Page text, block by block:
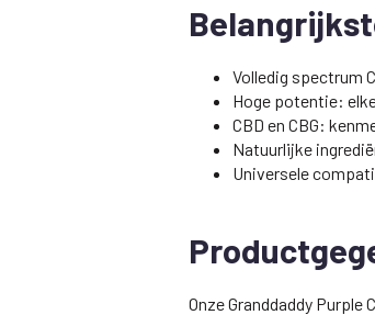
Volledig spectrum
Hoge potentie:
CBD en CBG:
Natuurlijke
Universele
Onze Granddaddy